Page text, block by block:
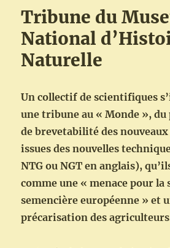
Tribune du
National
Naturelle
Un collectif de scientifiques
une tribune au « Monde »,
de brevetabilité des
issues des nouvelles
NTG ou NGT en anglais),
comme une « menace pour la
semencière européenne » et
précarisation des